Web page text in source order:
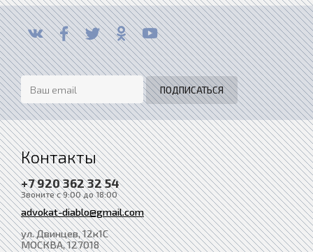
Контакты
+7 920 362 32 54
Звоните с 9:00 до 18:00
advokat-diablo@gmail.com
ул. Двинцев, 12к1С
МОСКВА, 127018